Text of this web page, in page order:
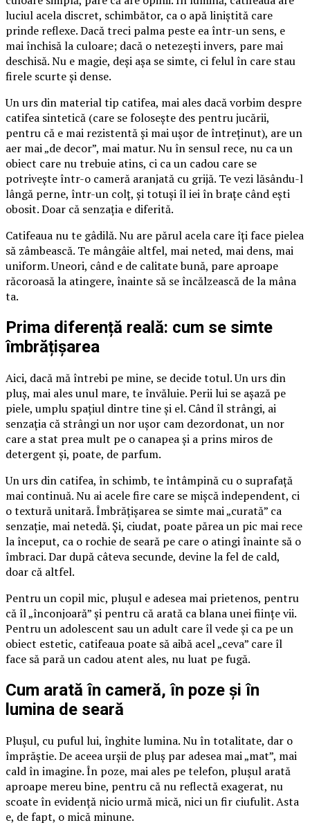
luciul acela discret, schimbător, ca o apă liniștită care
prinde reflexe. Dacă treci palma peste ea într-un sens, e
mai închisă la culoare; dacă o netezești invers, pare mai
deschisă. Nu e magie, deși așa se simte, ci felul în care stau
firele scurte și dense.
Un urs din material tip catifea, mai ales dacă vorbim despre
catifea sintetică (care se folosește des pentru jucării,
pentru că e mai rezistentă și mai ușor de întreținut), are un
aer mai „de decor”, mai matur. Nu în sensul rece, nu ca un
obiect care nu trebuie atins, ci ca un cadou care se
potrivește într-o cameră aranjată cu grijă. Te vezi lăsându-l
lângă perne, într-un colț, și totuși îl iei în brațe când ești
obosit. Doar că senzația e diferită.
Catifeaua nu te gâdilă. Nu are părul acela care îți face pielea
să zâmbească. Te mângâie altfel, mai neted, mai dens, mai
uniform. Uneori, când e de calitate bună, pare aproape
răcoroasă la atingere, înainte să se încălzească de la mâna
ta.
Prima diferență reală: cum se simte
îmbrățișarea
Aici, dacă mă întrebi pe mine, se decide totul. Un urs din
pluș, mai ales unul mare, te învăluie. Perii lui se așază pe
piele, umplu spațiul dintre tine și el. Când îl strângi, ai
senzația că strângi un nor ușor cam dezordonat, un nor
care a stat prea mult pe o canapea și a prins miros de
detergent și, poate, de parfum.
Un urs din catifea, în schimb, te întâmpină cu o suprafață
mai continuă. Nu ai acele fire care se mișcă independent, ci
o textură unitară. Îmbrățișarea se simte mai „curată” ca
senzație, mai netedă. Și, ciudat, poate părea un pic mai rece
la început, ca o rochie de seară pe care o atingi înainte să o
îmbraci. Dar după câteva secunde, devine la fel de cald,
doar că altfel.
Pentru un copil mic, plușul e adesea mai prietenos, pentru
că îl „înconjoară” și pentru că arată ca blana unei ființe vii.
Pentru un adolescent sau un adult care îl vede și ca pe un
obiect estetic, catifeaua poate să aibă acel „ceva” care îl
face să pară un cadou atent ales, nu luat pe fugă.
Cum arată în cameră, în poze și în
lumina de seară
Plușul, cu puful lui, înghite lumina. Nu în totalitate, dar o
împrăștie. De aceea urșii de pluș par adesea mai „mat”, mai
cald în imagine. În poze, mai ales pe telefon, plușul arată
aproape mereu bine, pentru că nu reflectă exagerat, nu
scoate în evidență nicio urmă mică, nici un fir ciufulit. Asta
e, de fapt, o mică minune.